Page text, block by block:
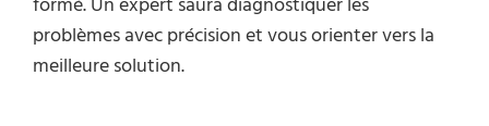
problèmes avec précision et vous orienter vers la
meilleure solution.